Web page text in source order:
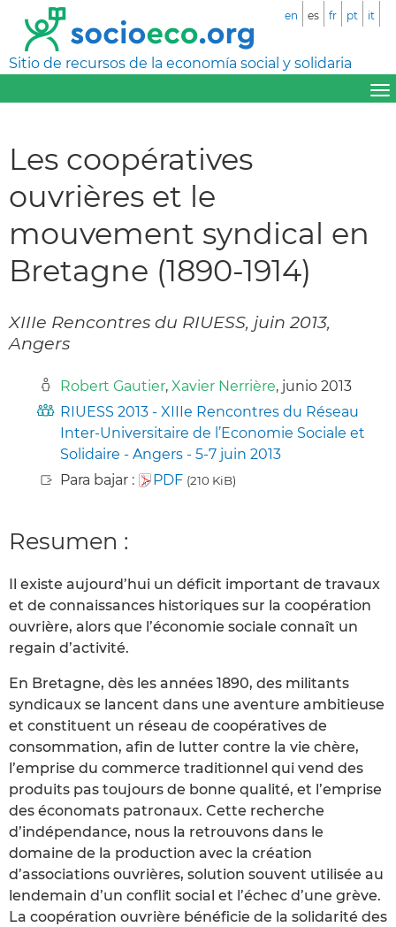
Sitio de recursos de la economía social y solidaria
en es fr pt it
Les coopératives
ouvrières et le
mouvement syndical en
Bretagne (1890-1914)
XIIIe Rencontres du RIUESS, juin 2013,
Angers
Robert Gautier, Xavier Nerrière, junio 2013
RIUESS 2013 - XIIIe Rencontres du Réseau
Inter-Universitaire de l’Economie Sociale et
Solidaire - Angers - 5-7 juin 2013
Para bajar :
PDF (210 KiB)
Resumen :
Il existe aujourd’hui un déficit important de travaux
et de connaissances historiques sur la coopération
ouvrière, alors que l’économie sociale connaît un
regain d’activité.
En Bretagne, dès les années 1890, des militants
syndicaux se lancent dans une aventure ambitieuse
et constituent un réseau de coopératives de
consommation, afin de lutter contre la vie chère,
l’emprise du commerce traditionnel qui vend des
produits pas toujours de bonne qualité, et l’emprise
des économats patronaux. Cette recherche
d’indépendance, nous la retrouvons dans le
domaine de la production avec la création
d’associations ouvrières, solution souvent utilisée au
lendemain d’un conflit social et l’échec d’une grève.
La coopération ouvrière bénéficie de la solidarité des